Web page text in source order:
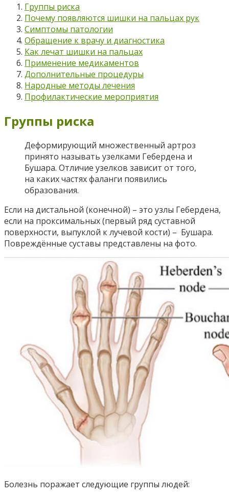
Группы риска
Почему появляются шишки на пальцах рук
Симптомы патологии
Обращение к врачу и диагностика
Как лечат шишки на пальцах
Применение медикаментов
Дополнительные процедуры
Народные методы лечения
Профилактические мероприятия
Группы риска
Деформирующий множественный артроз
принято называть узелками Гебердена и
Бушара. Отличие узелков зависит от того,
на каких частях фаланги появились
образования.
Если на дистальной (конечной) – это узлы Гебердена,
если на проксимальных (первый ряд суставной
поверхности, выпуклой к лучевой кости) – Бушара.
Повреждённые суставы представлены на фото.
Болезнь поражает следующие группы людей: